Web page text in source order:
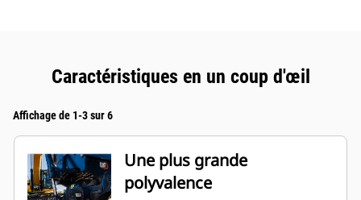
Caractéristiques en un coup d'œil
Affichage de 1-3 sur 6
Une plus grande
polyvalence